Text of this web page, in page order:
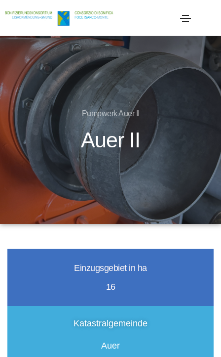
Pumpwerk Auer II
Auer II
Einzugsgebiet in ha
16
Katastralgemeinde
Auer